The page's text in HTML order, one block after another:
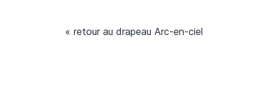
« retour au drapeau Arc-en-ciel